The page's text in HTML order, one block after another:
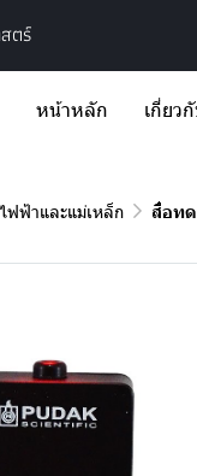
ตร์
หน้าหลัก เกี่ยวกั
ไฟฟ้าและแม่เหล็ก สื่อท